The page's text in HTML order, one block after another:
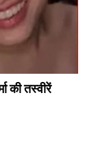
तस्वीरें